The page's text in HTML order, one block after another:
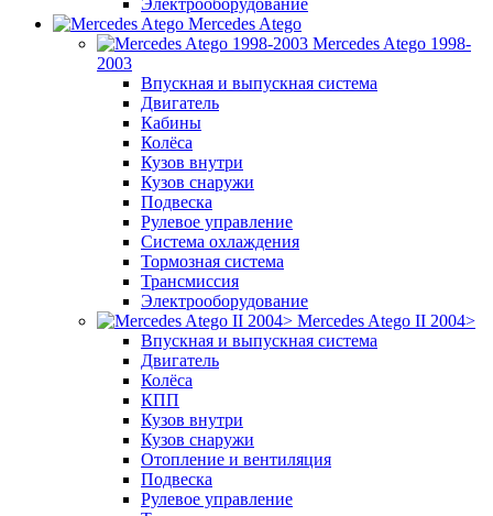
Электрооборудование
Mercedes Atego
Mercedes Atego 1998-
2003
Впускная и выпускная система
Двигатель
Кабины
Колёса
Кузов внутри
Кузов снаружи
Подвеска
Рулевое управление
Система охлаждения
Тормозная система
Трансмиссия
Электрооборудование
Mercedes Atego II 2004>
Впускная и выпускная система
Двигатель
Колёса
КПП
Кузов внутри
Кузов снаружи
Отопление и вентиляция
Подвеска
Рулевое управление